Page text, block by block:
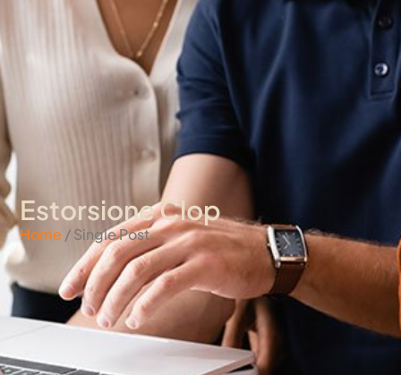
Estorsione Clop
Home / Single Post